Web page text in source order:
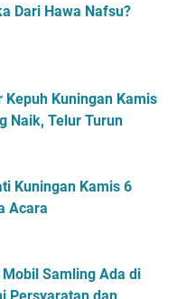
Dari Hawa Nafsu?
Kuningan Kamis
Naik, Telur Turun
Kuningan Kamis 6
Acara
Samling Ada di